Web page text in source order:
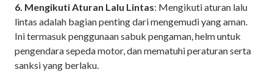
6. Mengikuti Aturan Lalu Lintas: Mengikuti aturan lalu
lintas adalah bagian penting dari mengemudi yang aman.
Ini termasuk penggunaan sabuk pengaman, helm untuk
pengendara sepeda motor, dan mematuhi peraturan serta
sanksi yang berlaku.